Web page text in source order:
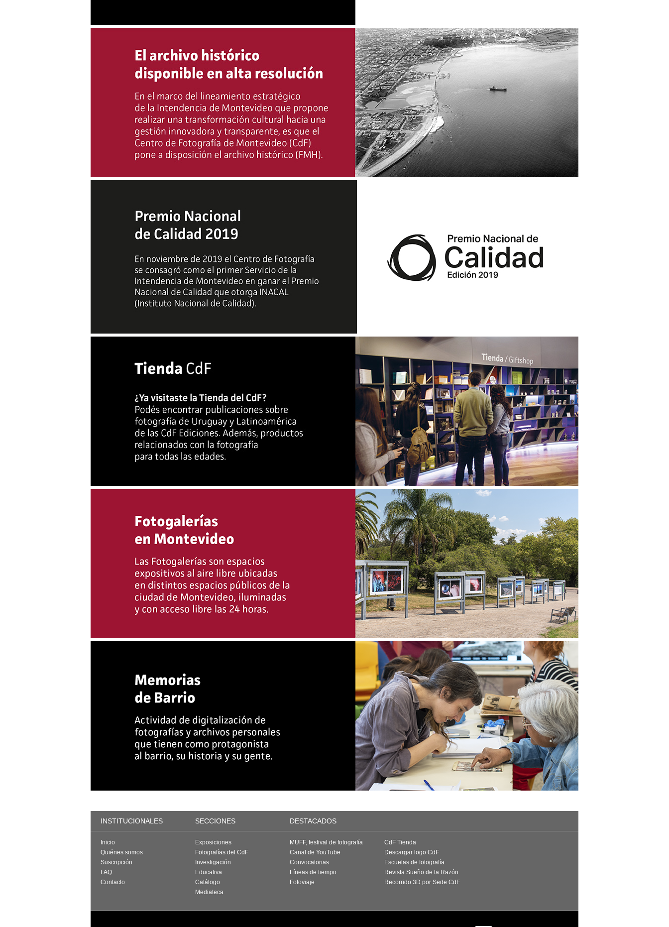
INSTITUCIONALES SECCIONES DESTACADOS
Inicio
Quiénes somos
Suscripción
FAQ
Contacto
Exposiciones
Fotografías del CdF
Investigación
Educativa
Catálogo
Mediateca
MUFF, festival de fotografía
Canal de YouTube
Convocatorias
Líneas de tiempo
Fotoviaje
CdF Tienda
Descargar logo CdF
Escuelas de fotografía
Revista Sueño de la Razón
Recorrido 3D por Sede CdF